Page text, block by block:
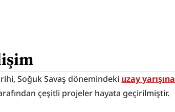
Soğuk Savaş dönemindeki uzay yarışına
çeşitli projeler hayata geçirilmiştir.